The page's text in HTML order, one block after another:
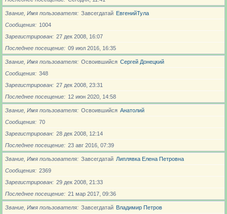
Звание, Имя пользователя Завсегдатай ЕвгенийТула
Сообщения
1004
Зарегистрирован
27 дек 2008, 16:07
Последнее посещение
09 июл 2016, 16:35
Звание, Имя пользователя Освоившийся Сергей Донецкий
Сообщения
348
Зарегистрирован
27 дек 2008, 23:31
Последнее посещение
12 июн 2020, 14:58
Звание, Имя пользователя Освоившийся Анатолий
Сообщения
70
Зарегистрирован
28 дек 2008, 12:14
Последнее посещение
23 авг 2016, 07:39
Звание, Имя пользователя Завсегдатай Липлявка Елена Петровна
Сообщения
2369
Зарегистрирован
29 дек 2008, 21:33
Последнее посещение
21 мар 2017, 09:36
Звание, Имя пользователя Завсегдатай Владимир Петров